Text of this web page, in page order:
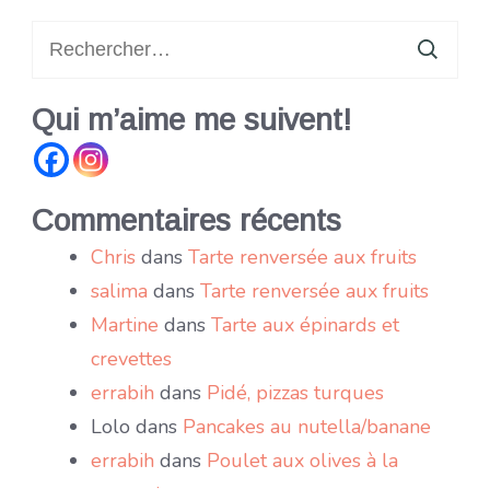
Qui m’aime me suivent!
Commentaires récents
Chris dans Tarte renversée aux fruits
salima dans Tarte renversée aux fruits
Martine dans Tarte aux épinards et
crevettes
errabih dans Pidé, pizzas turques
Lolo dans Pancakes au nutella/banane
errabih dans Poulet aux olives à la